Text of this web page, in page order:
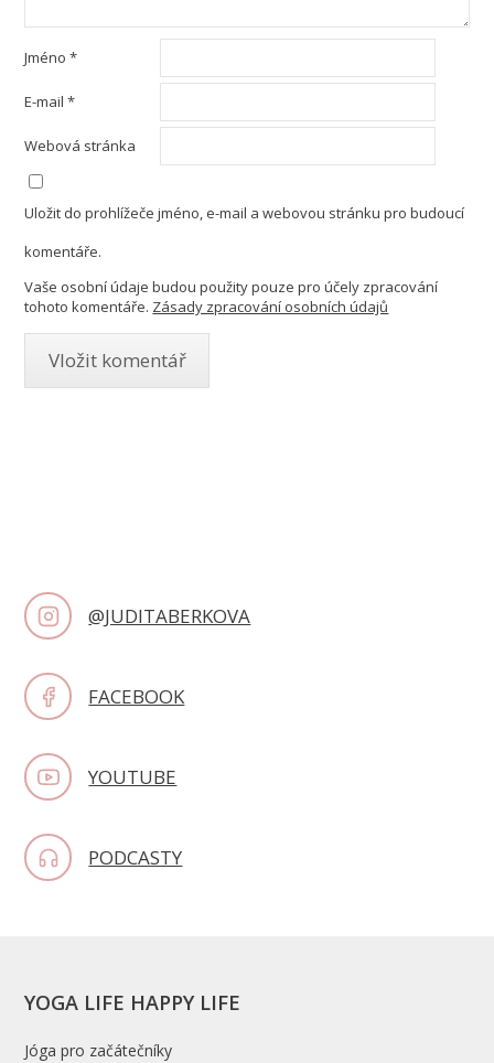
Jméno*
E-mail*
Webová stránka
Uložit do prohlížeče jméno, e-mail a webovou stránku pro budoucí
komentáře.
Vaše osobní údaje budou použity pouze pro účely zpracování
tohoto komentáře. Zásady zpracování osobních údajů
@JUDITABERKOVA
FACEBOOK
YOUTUBE
PODCASTY
YOGA LIFE HAPPY LIFE
Jóga pro začátečníky